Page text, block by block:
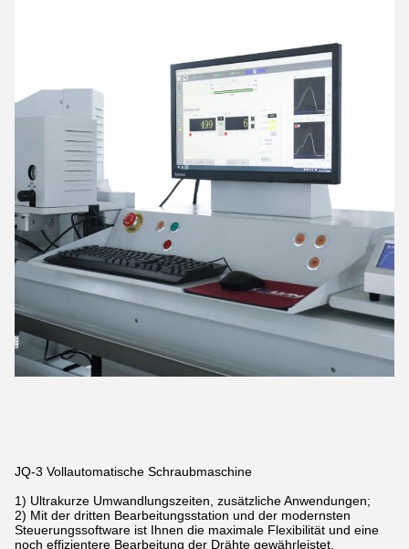
JQ-3 Vollautomatische Schraubmaschine
1) Ultrakurze Umwandlungszeiten, zusätzliche Anwendungen;
2) Mit der dritten Bearbeitungsstation und der modernsten
Steuerungssoftware ist Ihnen die maximale Flexibilität und eine
noch effizientere Bearbeitung der Drähte gewährleistet.